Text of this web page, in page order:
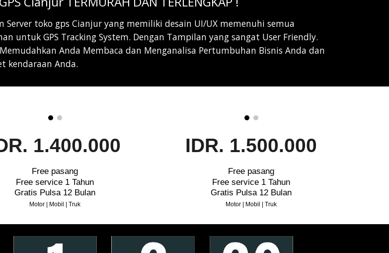
Server toko gps Cianjur yang memiliki desain UI/UX memenuhi semua
untuk GPS Tracking System. Dengan Tampilan yang sangat User Friendly.
Anda Membaca dan Menganalisa Pertumbuhan Bisnis Anda dan
kendaraan Anda.
1.400.000
Free pasang
Free service 1 Tahun
Gratis Pulsa 12 Bulan
Motor | Mobil | Truk
IDR. 1.500.000
Free pasang
Free service 1 Tahun
Gratis Pulsa 12 Bulan
Motor | Mobil | Truk